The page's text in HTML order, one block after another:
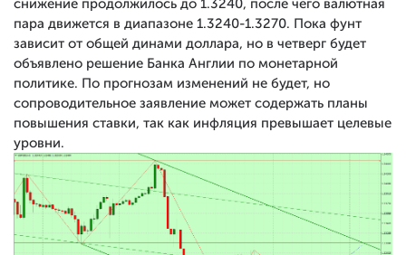
снижение продолжилось до 1.3240, после чего валютная
пара движется в диапазоне 1.3240-1.3270. Пока фунт
зависит от общей динами доллара, но в четверг будет
объявлено решение Банка Англии по монетарной
политике. По прогнозам изменений не будет, но
сопроводительное заявление может содержать планы
повышения ставки, так как инфляция превышает целевые
уровни.